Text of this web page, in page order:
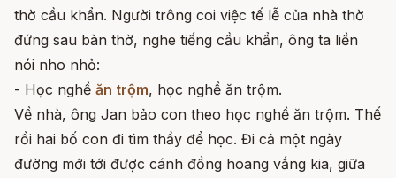
thờ cầu khẩn. Người trông coi việc tế lễ của nhà thờ
đứng sau bàn thờ, nghe tiếng cầu khẩn, ông ta liền
nói nho nhỏ:
- Học nghề ăn trộm, học nghề ăn trộm.
Về nhà, ông Jan bảo con theo học nghề ăn trộm. Thế
rồi hai bố con đi tìm thầy để học. Đi cả một ngày
đường mới tới được cánh đồng hoang vắng kia, giữa